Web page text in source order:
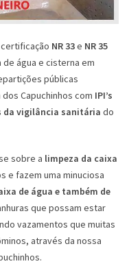
NR 33e NR 35
água e cisterna em
públicas
Capuchinhos com IPI’s
da vigilância sanitária do
sobre a limpeza da caixa
e fazem uma minuciosa
de água e também de
que possam estar
vazamentos que muitas
através da nossa